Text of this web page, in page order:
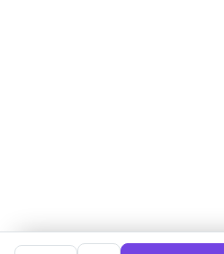
캠프 요약 정보와 상세 도우미, 북마크,